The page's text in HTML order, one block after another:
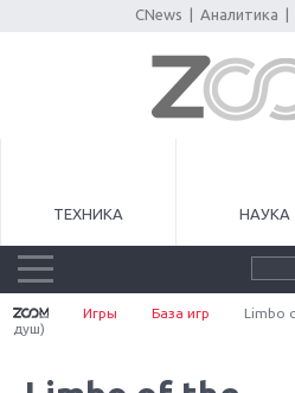
CNews Аналитика
ТЕХНИКА НАУКА
Игры База игр
Limbo
душ)